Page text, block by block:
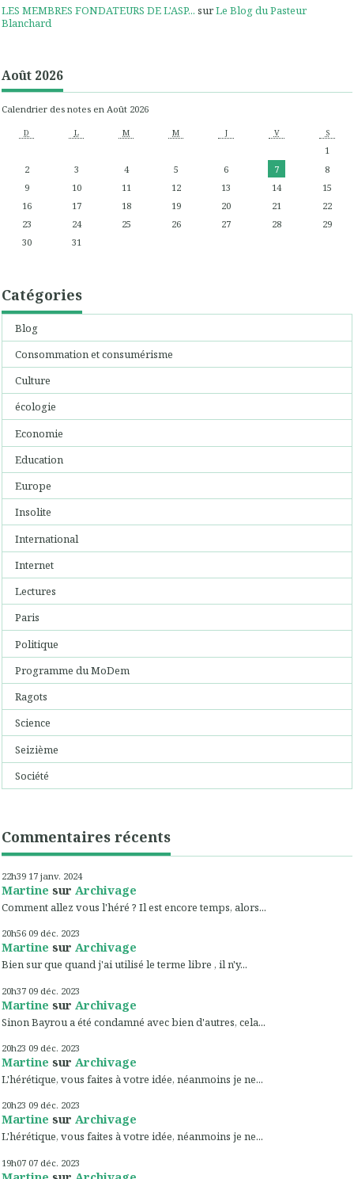
LES MEMBRES FONDATEURS DE L'ASP... surLe Blog du Pasteur
Blanchard
Août 2026
Calendrier des notes en Août 2026
D L M M J V S
1
2
3 4 5 6 7
8
9
10 11 12 13 14
15
16
17 18 19 20 21
22
23
24 25 26 27 28
29
30
31
Catégories
Blog
Consommation et consumérisme
Culture
écologie
Economie
Education
Europe
Insolite
International
Internet
Lectures
Paris
Politique
Programme du MoDem
Ragots
Science
Seizième
Société
Commentaires récents
22h39 17 janv. 2024
Martine sur Archivage
Comment allez vous l'héré ? Il est encore temps, alors...
20h56 09 déc. 2023
Martine sur Archivage
Bien sur que quand j'ai utilisé le terme libre , il n'y...
20h37 09 déc. 2023
Martine sur Archivage
Sinon Bayrou a été condamné avec bien d'autres, cela...
20h23 09 déc. 2023
Martine sur Archivage
L'hérétique, vous faites à votre idée, néanmoins je ne...
20h23 09 déc. 2023
Martine sur Archivage
L'hérétique, vous faites à votre idée, néanmoins je ne...
19h07 07 déc. 2023